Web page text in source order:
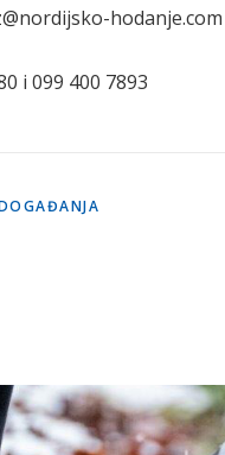
i 099 400 7893